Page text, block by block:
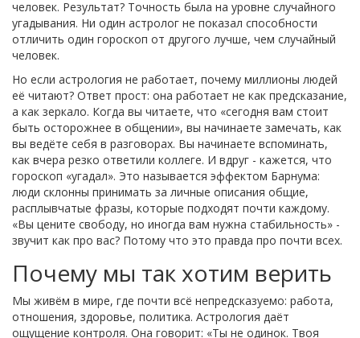
человек. Результат? Точность была на уровне случайного
угадывания. Ни один астролог не показал способности
отличить один гороскоп от другого лучше, чем случайный
человек.
Но если астрология не работает, почему миллионы людей
её читают? Ответ прост: она работает не как предсказание,
а как зеркало. Когда вы читаете, что «сегодня вам стоит
быть осторожнее в общении», вы начинаете замечать, как
вы ведёте себя в разговорах. Вы начинаете вспоминать,
как вчера резко ответили коллеге. И вдруг - кажется, что
гороскоп «угадал». Это называется эффектом Барнума:
люди склонны принимать за личные описания общие,
расплывчатые фразы, которые подходят почти каждому.
«Вы цените свободу, но иногда вам нужна стабильность» -
звучит как про вас? Потому что это правда про почти всех.
Почему мы так хотим верить
Мы живём в мире, где почти всё непредсказуемо: работа,
отношения, здоровье, политика. Астрология даёт
ощущение контроля. Она говорит: «Ты не одинок. Твоя